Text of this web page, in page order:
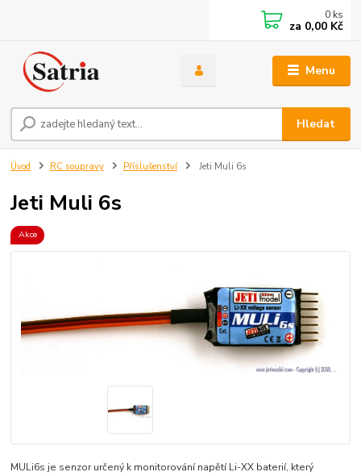
Menu
Hledat
0 ks
za 0,00 Kč
Úvod RC soupravy Příslušenství Jeti Muli 6s
Jeti Muli 6s
Akce
MULi6s je senzor určený k monitorování napětí Li-XX baterií, který